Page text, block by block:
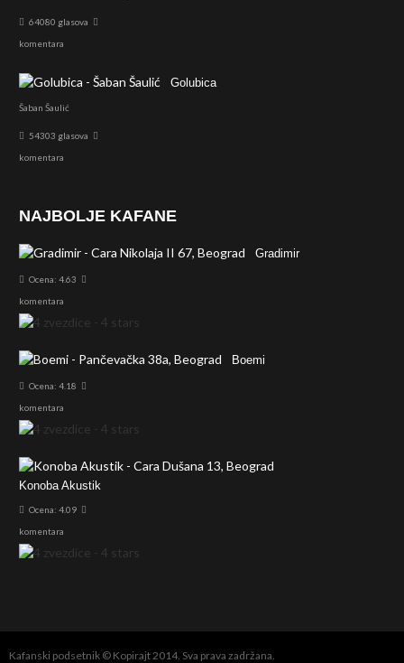
64080 glasova
komentara
Golubica
Šaban Šaulić
54303 glasova
komentara
NAJBOLJE KAFANE
Gradimir
Ocena: 4.63
komentara
Boemi
Ocena: 4.18
komentara
Konoba Akustik
Ocena: 4.09
komentara
Kafanski podsetnik © Kopirajt 2014. Sva prava zadržana.